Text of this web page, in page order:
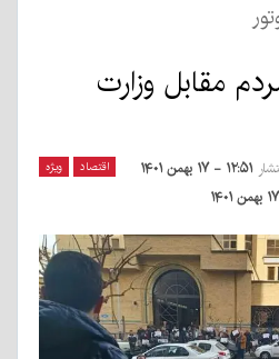
مقابل وزارت
اقتصاد ویژه
۱۲:۵۱ - ۱۷ بهمن ۱۴۰۱